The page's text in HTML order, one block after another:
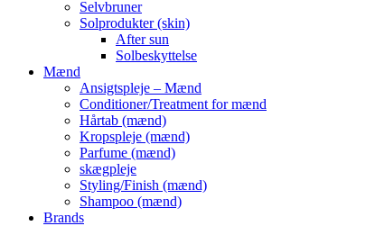
Selvbruner
Solprodukter (skin)
After sun
Solbeskyttelse
Mænd
Ansigtspleje – Mænd
Conditioner/Treatment for mænd
Hårtab (mænd)
Kropspleje (mænd)
Parfume (mænd)
skægpleje
Styling/Finish (mænd)
Shampoo (mænd)
Brands